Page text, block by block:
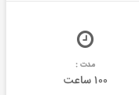
مدت :
۱۰۰ ساعت